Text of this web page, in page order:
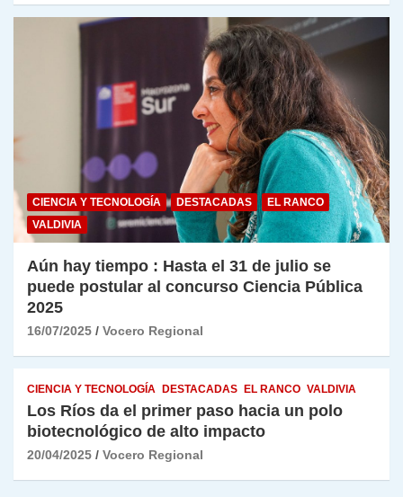
CIENCIA Y TECNOLOGÍA DESTACADAS
EL RANCO
VALDIVIA
Aún hay tiempo : Hasta el 31 de julio se
puede postular al concurso Ciencia Pública
2025
16/07/2025 Vocero Regional
CIENCIA Y TECNOLOGÍA DESTACADAS EL RANCO VALDIVIA
Los Ríos da el primer paso hacia un polo
biotecnológico de alto impacto
20/04/2025 Vocero Regional